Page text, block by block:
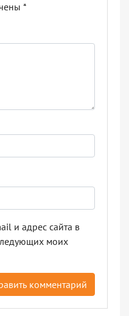
*
и адрес сайта в
моих